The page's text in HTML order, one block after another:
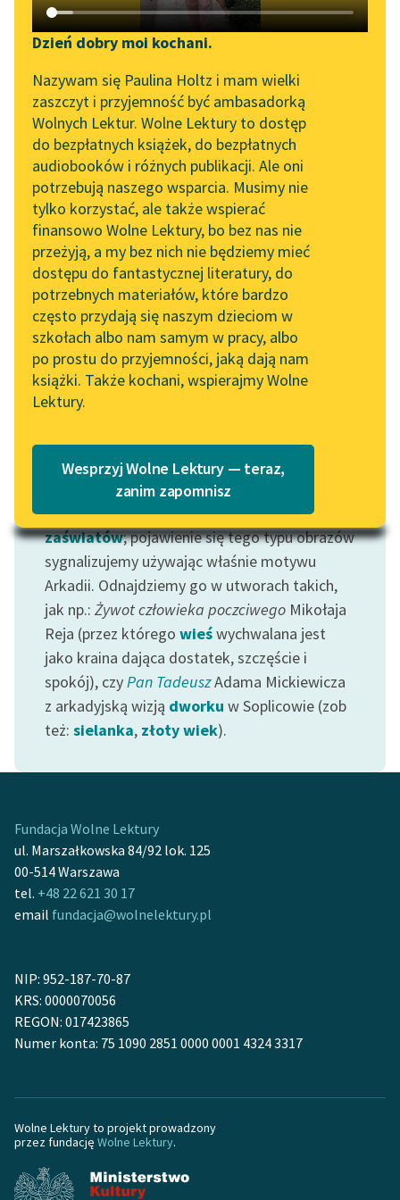
Katalog DAISY
Podkasty o książkach
Zgłoś brak utworu
Aktualności
„Prokurator Alicja Horn”
do słuchania
Byliśmy częścią AI Impact
Lab
Zapraszamy na spotkanie
online z tłumaczkami
literatury skandynawskiej
Spotkanie z Katarzyną
Tunkiel w Oslo
102. lata temu zmarł
Joseph Conrad
Lektury szkolne i klasyka
literatury do słuchania dla
uczennic i uczniów z
niepełnosprawnościami
E-kolekcja lektur
szkolnych i literatury do
słuchania dla uczennic i
uczniów z
niepełnosprawnościami
Feministyczne inspiracje.
Popularyzacja
feministycznej
Kolekcje edukacyjne
twórców przechodzących
do domeny publicznej,
lektur szkolnych oraz
Szkoła Poezji Wolnych
Lektur
Narzędzia
Mapa Wolnych Lektur
Leśmianator
Przewodnik dla piszących i
czytających
API
OAI-PMH
Widget Wolnych Lektur
Przypisy
Katalog w formacie PDF
Kontakt
O projekcie
Zespół
Dzień dobry moi kochani.
Nazywam się Paulina Holtz i mam wielki
zaszczyt i przyjemność być ambasadorką
Wolnych Lektur. Wolne Lektury to dostęp
do bezpłatnych książek, do bezpłatnych
audiobooków i różnych publikacji. Ale oni
potrzebują naszego wsparcia. Musimy nie
tylko korzystać, ale także wspierać
finansowo Wolne Lektury, bo bez nas nie
przeżyją, a my bez nich nie będziemy mieć
dostępu do fantastycznej literatury, do
potrzebnych materiałów, które bardzo
często przydają się naszym dzieciom w
szkołach albo nam samym w pracy, albo
po prostu do przyjemności, jaką dają nam
książki. Także kochani, wspierajmy Wolne
Lektury.
Wesprzyj Wolne Lektury — teraz,
zanim zapomnisz
E. T. A. Hoffmann
orzechów
Klara zauważyła ze
zdumieniem, że szafa,
która zwykle była
starannie zamknięta,
teraz stała otworem;
widać...
Czytaj więcej
Motyw: Arkadia
W literaturze pojawia się wiele opisów krainy
szczęśliwościi harmonii; niekiedy jest to
, niekiedywspomnienie
projekt przyszłości dotyczący ziemi lub
zaświatów; pojawienie się tego typu obrazów
sygnalizujemy używając właśnie motywu
Arkadii. Odnajdziemy go w utworach takich,
jak np.: Żywot człowieka poczciwego Mikołaja
Reja (przez którego wieśwychwalana jest
jako kraina dająca dostatek, szczęście i
spokój), czyPan TadeuszAdama Mickiewicza
z arkadyjską wizją dworku w Soplicowie (zob
też: sielanka, złoty wiek).
Fundacja Wolne Lektury
ul. Marszałkowska 84/92 lok. 125
00-514 Warszawa
tel. +48 22 621 30 17
email fundacja@wolnelektury.pl
NIP: 952-187-70-87
KRS: 0000070056
REGON: 017423865
Numer konta: 75 1090 2851 0000 0001 4324 3317
Wolne Lektury to projekt prowadzony
przez fundację Wolne Lektury.